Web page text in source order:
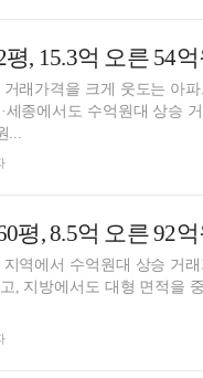
, 15.3억 오른 54
래가격을 크게 웃도는 아
세종에서도 수억원대 상승
...
평, 8.5억 오른 92
역에서 수억원대 상승 거
, 지방에서도 대형 면적을